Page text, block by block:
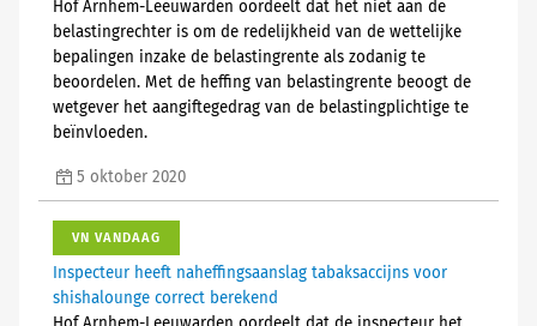
Hof Arnhem-Leeuwarden oordeelt dat het niet aan de
belastingrechter is om de redelijkheid van de wettelijke
bepalingen inzake de belastingrente als zodanig te
beoordelen. Met de heffing van belastingrente beoogt de
wetgever het aangiftegedrag van de belastingplichtige te
beïnvloeden.
5 oktober 2020
VN VANDAAG
Inspecteur heeft naheffingsaanslag tabaksaccijns voor
shishalounge correct berekend